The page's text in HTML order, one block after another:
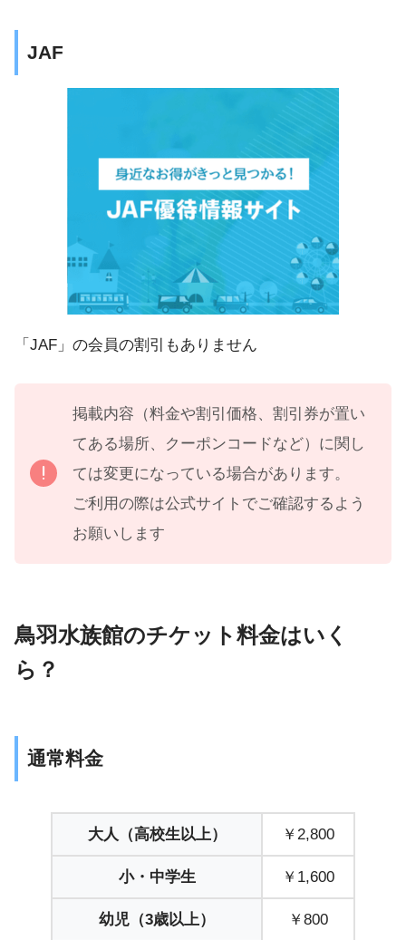
JAF
「JAF」の会員の割引もありません
掲載内容（料金や割引価格、割引券が置い
てある場所、クーポンコードなど）に関し
ては変更になっている場合があります。
ご利用の際は公式サイトでご確認するよう
お願いします
鳥羽水族館のチケット料金はいく
ら？
通常料金
大人（高校生以上） ￥2,800
小・中学生 ￥1,600
幼児（3歳以上） ￥800